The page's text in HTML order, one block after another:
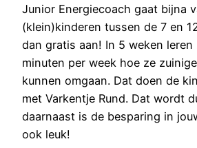
Junior Energiecoach gaat bijna
(klein)kinderen tussen de 7 en
dan gratis aan! In 5 weken
minuten per week hoe ze
kunnen omgaan. Dat doen de
met Varkentje Rund. Dat wordt
daarnaast is de besparing in
ook leuk!